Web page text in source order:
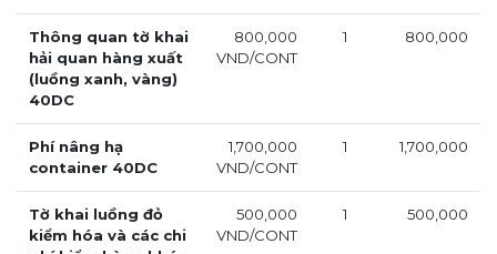
Thông quan tờ khai
hải quan hàng xuất
(luồng xanh, vàng)
40DC
800,000
VND/CONT
1 800,000
Phí nâng hạ
container 40DC
1,700,000
VND/CONT
1 1,700,000
Tờ khai luồng đỏ
kiểm hóa và các chi
500,000
VND/CONT
1 500,000